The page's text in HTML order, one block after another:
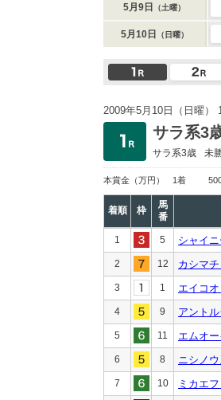
5月9日 （土曜）
5月10日 （日曜）
2009年5月10日（日曜）
サラ系3
サラ系3歳 未
本賞金 （万円） 1着
着順 枠
馬
番
1 5 シャイ
2 12 カシマ
3 1 エイコ
4 9 アント
5 11 エムオ
6 8 ニシノ
7 10 ミカエ